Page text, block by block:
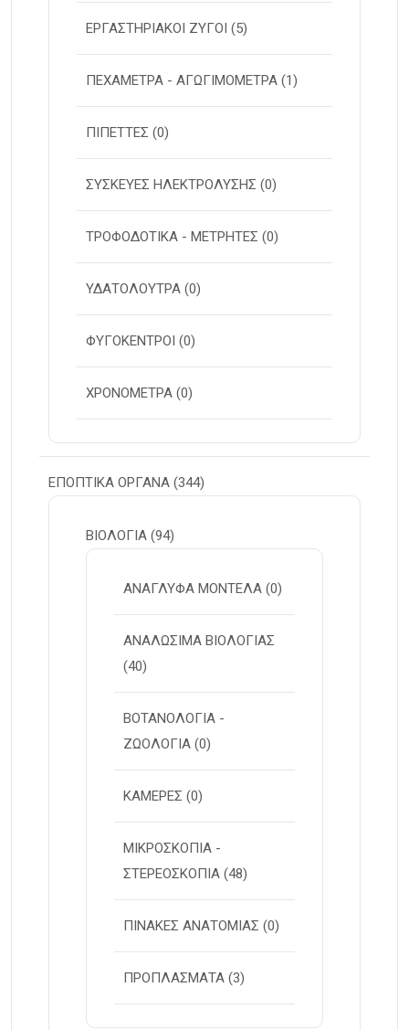
ΕΡΓΑΣΤΗΡΙΑΚΟΙ ΖΥΓΟΙ (5)
ΠΕΧΑΜΕΤΡΑ - ΑΓΩΓΙΜΟΜΕΤΡΑ (1)
ΠΙΠΕΤΤΕΣ (0)
ΣΥΣΚΕΥΕΣ ΗΛΕΚΤΡΟΛΥΣΗΣ (0)
ΤΡΟΦΟΔΟΤΙΚΑ - ΜΕΤΡΗΤΕΣ (0)
ΥΔΑΤΟΛΟΥΤΡΑ (0)
ΦΥΓΟΚΕΝΤΡΟΙ (0)
ΧΡΟΝΟΜΕΤΡΑ (0)
ΕΠΟΠΤΙΚΑ ΟΡΓΑΝΑ (344)
ΒΙΟΛΟΓΙΑ (94)
ΑΝΑΓΛΥΦΑ ΜΟΝΤΕΛΑ (0)
ΑΝΑΛΩΣΙΜΑ ΒΙΟΛΟΓΙΑΣ
(40)
ΒΟΤΑΝΟΛΟΓΙΑ -
ΖΩΟΛΟΓΙΑ (0)
ΚΑΜΕΡΕΣ (0)
ΜΙΚΡΟΣΚΟΠΙΑ -
ΣΤΕΡΕOΣΚΟΠΙΑ (48)
ΠΙΝΑΚΕΣ ΑΝΑΤΟΜΙΑΣ (0)
ΠΡΟΠΛΑΣΜΑΤΑ (3)